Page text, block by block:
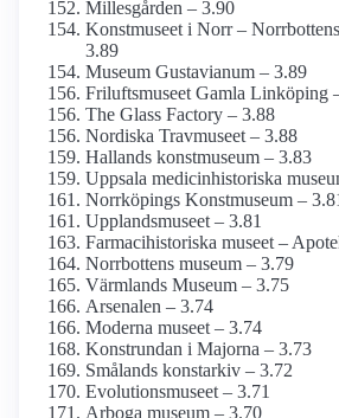
Millesgården – 3.90
Konstmuseet i Norr –
3.89
Museum Gustavianum – 3.89
Frilufts­museet Gamla Linköping
The Glass Factory – 3.88
Nordiska Travmuseet – 3.88
Hallands konstmuseum – 3.83
Uppsala medicinhistoriska
Norrköpings Konstmuseum –
Upplands­museet – 3.81
Farmaci­historiska museet –
Norrbottens museum – 3.79
Värmlands Museum – 3.75
Arsenalen – 3.74
Moderna museet – 3.74
Konstrundan i Majorna – 3.73
Smålands konstarkiv – 3.72
Evolutions­museet – 3.71
Arboga museum – 3.70